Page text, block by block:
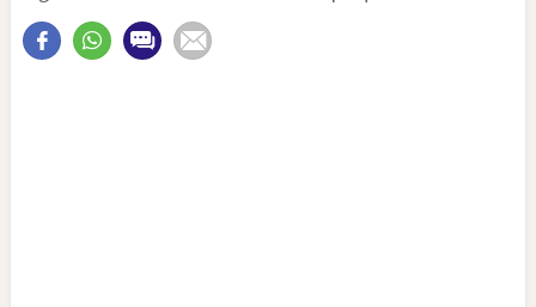
FRASES DE LUTO PARA AMIGO